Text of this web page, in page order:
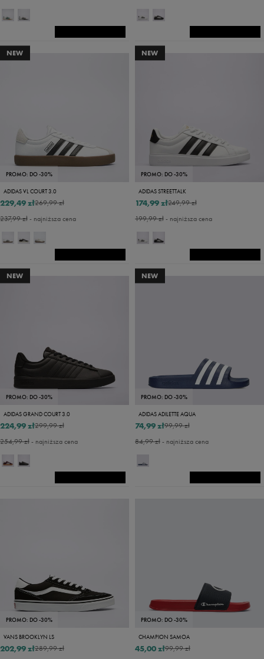
NEW
PROMO: DO -30%
ADIDAS VL COURT 3.0
269,99 zł
229,49 zł
237,99 zł- najniższa cena
NEW
PROMO: DO -30%
ADIDAS STREETTALK
249,99 zł
174,99 zł
199,99 zł- najniższa cena
NEW
PROMO: DO -30%
ADIDAS GRAND COURT 3.0
299,99 zł
224,99 zł
254,99 zł- najniższa cena
NEW
PROMO: DO -30%
ADIDAS ADILETTE AQUA
99,99 zł
74,99 zł
84,99 zł- najniższa cena
PROMO: DO -30%
VANS BROOKLYN LS
289,99 zł
202,99 zł
PROMO: DO -30%
CHAMPION SAMOA
99,99 zł
45,00 zł